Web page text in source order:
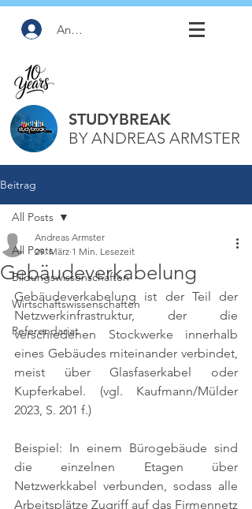
Anmelden
STUDYBREAK
BY ANDREAS ARMSTER
Beitrag
All Posts
Bildungswissenschaften
Wirtschaftswissenschaften
Referendariat
All Posts
Gebäudeverkabelung
Andreas Armster
29. März 1 Min. Lesezeit
Gebäudeverkabelung ist der Teil der
Netzwerkinfrastruktur, der die
verschiedenen Stockwerke innerhalb
eines Gebäudes miteinander verbindet,
meist über Glasfaserkabel oder
Kupferkabel. (vgl. Kaufmann/Mülder
2023, S. 201 f.)
Beispiel: In einem Bürogebäude sind
die einzelnen Etagen über
Netzwerkkabel verbunden, sodass alle
Arbeitsplätze Zugriff auf das Firmennetz